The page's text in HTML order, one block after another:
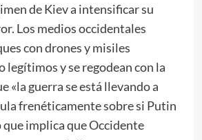
de Kiev a intensificar su
Los medios occidentales
con drones y misiles
legítimos y se regodean con la
«la guerra se está llevando a
frenéticamente sobre si Putin
implica que Occidente